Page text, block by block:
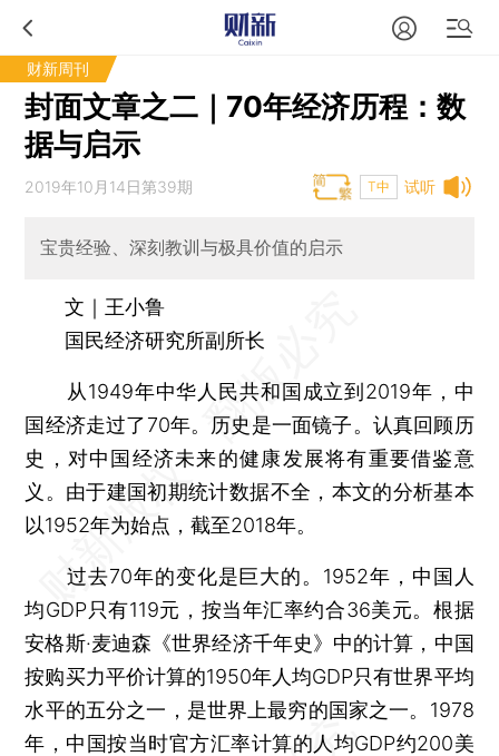
财新周刊
封面文章之二｜70年经济历程：数
据与启示
试听
2019年10月14日第39期 T中
宝贵经验、深刻教训与极具价值的启示
文｜王小鲁
国民经济研究所副所长
从1949年中华人民共和国成立到2019年，中
国经济走过了70年。历史是一面镜子。认真回顾历
史，对中国经济未来的健康发展将有重要借鉴意
义。由于建国初期统计数据不全，本文的分析基本
以1952年为始点，截至2018年。
过去70年的变化是巨大的。1952年，中国人
均GDP只有119元，按当年汇率约合36美元。根据
安格斯·麦迪森《世界经济千年史》中的计算，中国
按购买力平价计算的1950年人均GDP只有世界平均
水平的五分之一，是世界上最穷的国家之一。1978
年，中国按当时官方汇率计算的人均GDP约200美